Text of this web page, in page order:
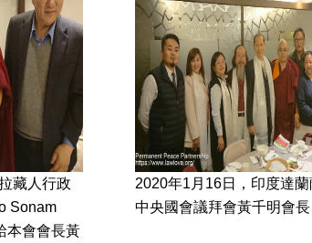
藏人行政
Sonam
本會會長黃
2020年1月16日，印度達
中央國會議拜會黃千明會長